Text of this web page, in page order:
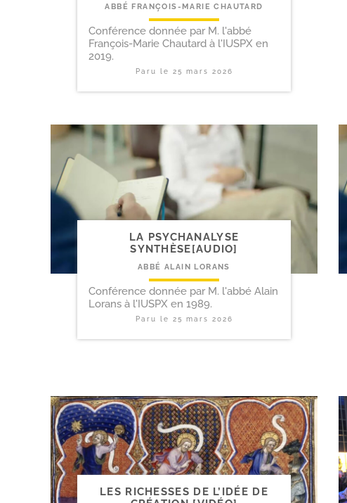
ABBÉ FRANÇOIS-MARIE CHAUTARD
Conférence donnée par M. l'abbé
François-Marie Chautard à l'IUSPX en
2019.
Paru le 25 mars 2026
LA PSYCHANALYSE
SYNTHÈSE[AUDIO]
ABBÉ ALAIN LORANS
Conférence donnée par M. l'abbé Alain
Lorans à l'IUSPX en 1989.
Paru le 25 mars 2026
LES RICHESSES DE L’IDÉE DE